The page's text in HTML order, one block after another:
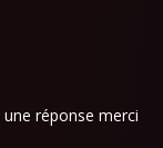
réponse merci